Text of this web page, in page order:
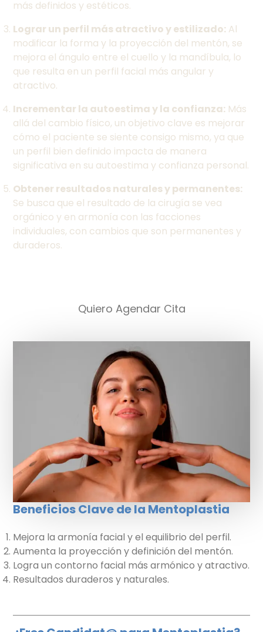
más definidos y estéticos.
Lograr un perfil más atractivo y estilizado: Al
modificar la forma y la proyección del mentón, se
mejora el ángulo entre el cuello y la mandíbula, lo
que resulta en un perfil facial más angular y
atractivo.
Incrementar la autoestima y la confianza: Más
allá del cambio físico, un objetivo clave es mejorar
cómo el paciente se siente consigo mismo, ya que
un perfil bien definido impacta de manera
significativa en su autoestima y confianza personal.
Obtener resultados naturales y permanentes:
Se busca que el resultado de la cirugía se vea
orgánico y en armonía con las facciones
individuales, con cambios que son permanentes y
duraderos.
Quiero Agendar Cita
Beneficios Clave de la Mentoplastia
Mejora la armonía facial y el equilibrio del perfil.
Aumenta la proyección y definición del mentón.
Logra un contorno facial más armónico y atractivo.
Resultados duraderos y naturales.